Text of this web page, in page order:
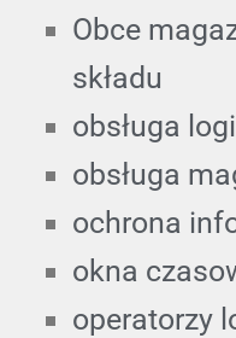
Obce
składu
obsługa
obsługa
ochrona
okna
operatorzy